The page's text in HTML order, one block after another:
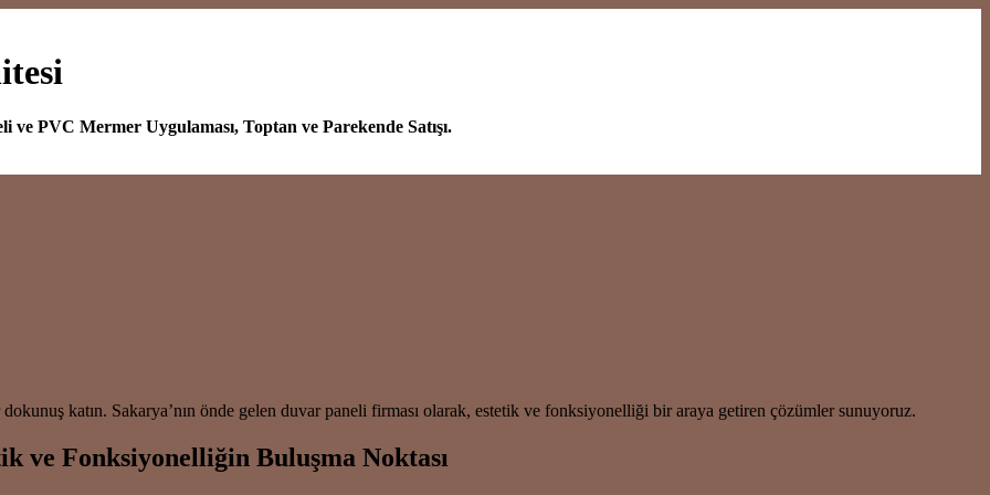
PVC Mermer Uygulaması, Toptan ve Parekende Satışı.
katın. Sakarya’nın önde gelen duvar paneli firması olarak, estetik ve fonksiyonelliği bir araya getiren çözümler sunuyoruz.
ve Fonksiyonelliğin Buluşma Noktası